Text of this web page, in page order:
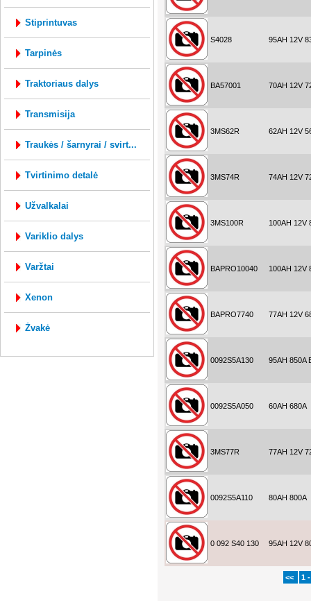
stiprintuvas
tarpinės
traktoriaus dalys
transmisija
traukės / šarnyrai / svirt...
tvirtinimo detalė
užvalkalai
variklio dalys
varžtai
xenon
žvakė
S4028 95AH 12V
BA57001 70AH 12V
3MS62R 62AH 12V
3MS74R 74AH 12V
3MS100R 100AH 12V
BAPRO10040 100AH 12V
BAPRO7740 77AH 12V
0092S5A130 95AH 850A
0092S5A050 60AH 680A
3MS77R 77AH 12V
0092S5A110 80AH 800A
0 092 S40 130 95AH 12V
<< 1